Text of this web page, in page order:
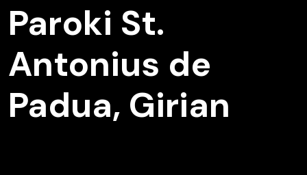
Paroki St.
Antonius de
Padua, Girian